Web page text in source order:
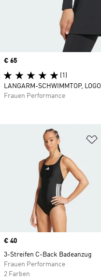
Price
€ 40
3-Streifen C-Back Badeanzug
Frauen Performance
2 Farben
Price
€ 65
(1)
LANGARM-SCHWIMMTOP, LOGO
Frauen Performance